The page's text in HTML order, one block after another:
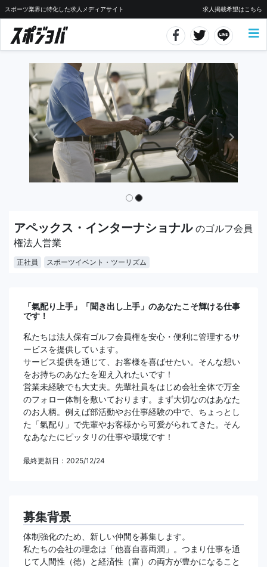
スポーツ業界に特化した求人メディアサイト 求人掲載希望はこちら
アペックス・インターナショナル のゴルフ会員
権法人営業
正社員 スポーツイベント・ツーリズム
「氣配り上手」「聞き出し上手」のあなたこそ輝ける仕事
です！
私たちは法人保有ゴルフ会員権を安心・便利に管理するサ
ービスを提供しています。
サービス提供を通じて、お客様を喜ばせたい。そんな想い
をお持ちのあなたを迎え入れたいです！
営業未経験でも大丈夫。先輩社員をはじめ会社全体で万全
のフォロー体制を敷いております。まず大切なのはあなた
のお人柄。例えば部活動やお仕事経験の中で、ちょっとし
た「氣配り」で先輩やお客様から可愛がられてきた。そん
なあなたにピッタリの仕事や環境です！
最終更新日：2025/12/24
募集背景
体制強化のため、新しい仲間を募集します。
私たちの会社の理念は「他喜自喜両潤」。つまり仕事を通
じて人間性（徳）と経済性（富）の両方が豊かになること